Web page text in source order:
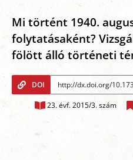
Mi történt 1940.
folytatásaként?
fölött álló történeti
DOI
23. évf. 2015/3. szám